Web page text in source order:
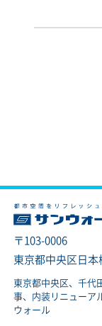
〒103-0006
東京都中央区日本
東京都中央区、千代
事、内装リニューア
ウォール